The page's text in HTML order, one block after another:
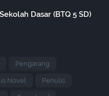
Dasar (BTQ 5 SD)
Pengarang
Novel Penulis